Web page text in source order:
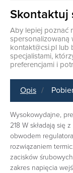
Skontaktuj
Aby lepiej poznać
spersonalizowaną
kontakt@csi.pl lub
specjalistami,
preferencjami i
Opis
Wysokowydajne,
218 W składają się
obwodem
rozwiązaniem
zacisków
zakres napięcia